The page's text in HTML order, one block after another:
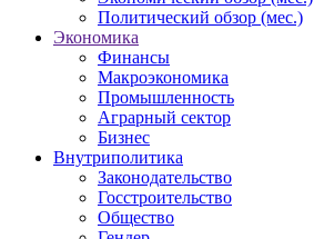
Политический обзор (мес.)
Экономика
Финансы
Макроэкономика
Промышленность
Аграрный сектор
Бизнес
Внутриполитика
Законодательство
Госстроительство
Общество